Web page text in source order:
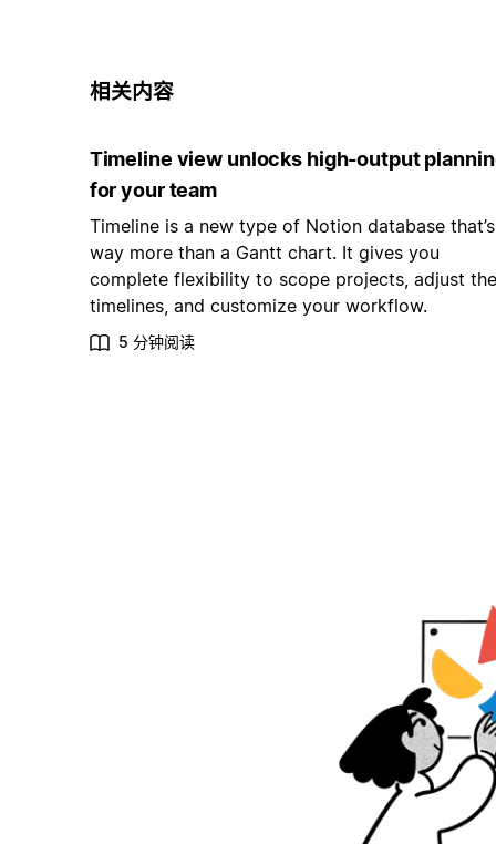
相关内容
Timeline view unlocks high-output
for your team
Timeline is a new type of Notion database that’s
way more than a Gantt chart. It gives you
complete flexibility to scope projects, adjust
timelines, and customize your workflow.
5 分钟阅读